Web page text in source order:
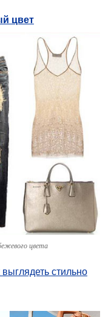
цвет
цвета
выглядеть стильно